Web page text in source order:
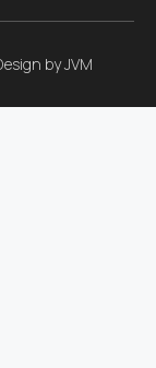
by JVM